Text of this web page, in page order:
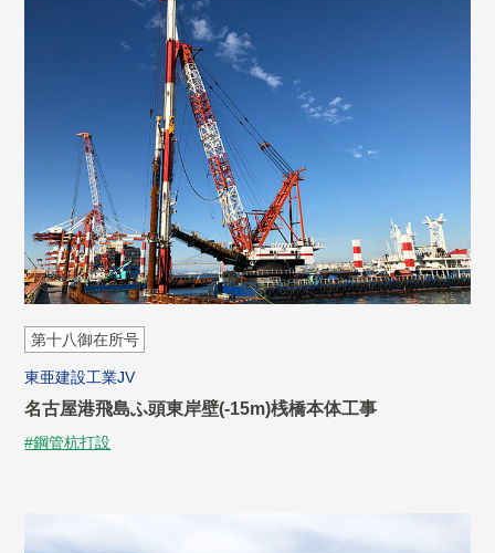
第十八御在所号
東亜建設工業JV
名古屋港飛島ふ頭東岸壁(-15m)桟橋本体工事
#鋼管杭打設